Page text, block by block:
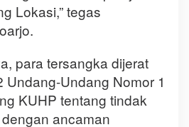
Lokasi,” tegas
para tersangka dijerat
Undang-Undang Nomor 1
KUHP tentang tindak
ancaman